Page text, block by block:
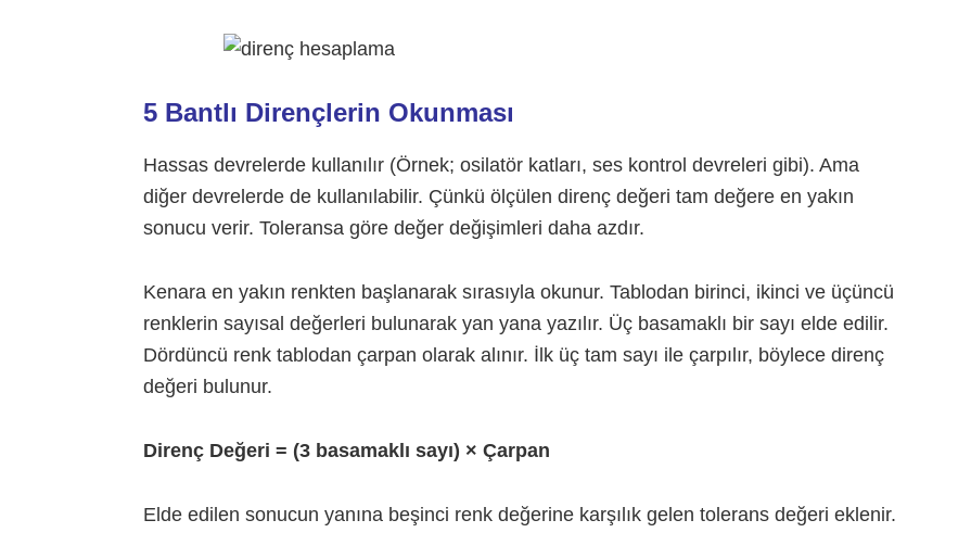
5 Bantlı Dirençlerin Okunması
Hassas devrelerde kullanılır (Örnek; osilatör katları, ses kontrol devreleri gibi). Ama
diğer devrelerde de kullanılabilir. Çünkü ölçülen direnç değeri tam değere en yakın
sonucu verir. Toleransa göre değer değişimleri daha azdır.
Kenara en yakın renkten başlanarak sırasıyla okunur. Tablodan birinci, ikinci ve üçüncü
renklerin sayısal değerleri bulunarak yan yana yazılır. Üç basamaklı bir sayı elde edilir.
Dördüncü renk tablodan çarpan olarak alınır. İlk üç tam sayı ile çarpılır, böylece direnç
değeri bulunur.
Direnç Değeri = (3 basamaklı sayı) × Çarpan
Elde edilen sonucun yanına beşinci renk değerine karşılık gelen tolerans değeri eklenir.